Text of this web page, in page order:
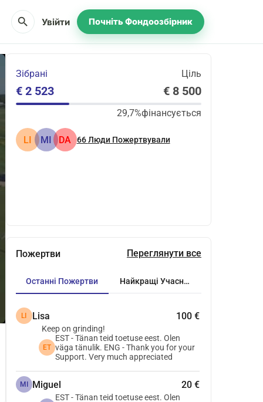
search Увійти Почніть Фондоозбірник
Зібрані Ціль
€ 2 523 € 8 500
29,7%фінансується
LI MI DA 66Люди Пожертвували
Пожертви Переглянути все
Останні Пожертви Найкращі Учасники
LI Lisa 100 €
Keep on grinding!
ET
EST - Tänan teid toetuse eest. Olen
väga tänulik. ENG - Thank you for your
Support. Very much appreciated
MI Miguel 20 €
EST - Tänan teid toetuse eest. Olen